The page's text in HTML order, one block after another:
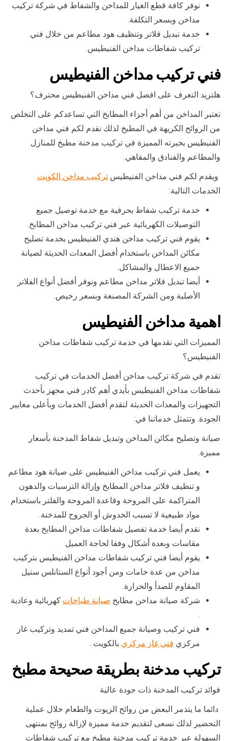
نوفر كافة قطع الغيار للمداخن والشفاط في شركة تركيب
مداخن وبسعر التكلفة.
خدمة تبديل فلاتر وتنظيف هود مطاعم من خلال فني
تركيب شفاطات مداخن الفنيطيس.
فني تركيب مداخن الفنيطيس
هلتريد التعرف على افضل فني مداخن الفنيطيس محترف؟
تعتبر المداخن من أهم أجزاء المطابخ التي تساعدكم على التخلص
من الروائح الكريهة في المطبخ لذلك نقدم لكم فني مداخن
الفنيطيس بخبرته المميزة في تركيب مدخنة مطبخ للمنازل
والمطاعم والفنادق والمقاهي.
ويقدم لكم فني مداخن الفنيطيس تركيب مداخن الكويت
الخدمات التالية:
خدمة تركيب شفاط بحرفية مع خدمة توصيل جميع
التوصيلات الكهربائية عبر فني تركيب مداخن المطابخ.
يقوم فني تركيب مداخن هندي الفنيطيس بخدمة تصليح
مكائن المداخن باستخدام أفضل المعدات الحديثة لصيانة
جميع الاعطال والمشاكل.
أيضا تبديل فلاتر مداخن مطاعم ونوفر أفضل أنواع الفلاتر
الأصلية ومن الشركة المصنعة وبسعر رخيص.
اهمية مداخن الفنيطيس
المميزات التي نقدمها في خدمة تركيب شفاطات مداخن
الفنيطيس؟
تقدم في شركة تركيب مداخن أفضل الخدمات في تركيب
شفاطات مداخن الفنيطيس بأيدي أهم كادر فني مجهز بأحدث
التجهيزات والمعدات الحديثة لتقدم أفضل الخدمات وبأعلى معايير
الجودة. وتتمثل خدماتنا في:
صيانة وتصليح مكائن المداخن وتبديل شفاط المدخنة بأسعار
مميزة.
يعمل فني تركيب مداخن الفنيطيس على صيانة هود مطاعم
و تنظيف فلاتر مداخن المطابخ وإزالة الترسبات والدهون
المتراكمة على المروحة وقاعدة المروحة والفلتر باستخدام
مواد طبيعية لا تسبب الخدوش أو الجروح للمدخنة.
نقدم أيضا خدمة تفصيل شفاطات مداخن المطابخ بعدة
مقاسات وبعدة أشكال وفقا لحاجة العميل
يقوم أيضا فني تركيب شفاطات مداخن الفنيطيس بتركيب
مداخن من عدة خامات ومن أجود أنواع الستانلس ستيل
المقاوم للصدأ والحرارة.
شركة صيانة مداخن مطابخ صيانة طباخات كهربائية وعادية
.
فني تركيب وصيانة جميع المداخن فني تمديد وتركيب غاز
مركزي فني غاز مركزي بالكويت .
تركيب مدخنة بطريقة صحيحة مطبخ
فوائد تركيب المدخنة ذات جودة عالية
دائما ما يتذمر البعض من روائح الزيوت والطعام خلال عملية
التحضير لذلك نسعى لتقديم خدمة مميزة لإزالة روائح بمنتهى
السهولة عبر خدمة تركيب مدخنة مطبخ مع تركيب شفاطات